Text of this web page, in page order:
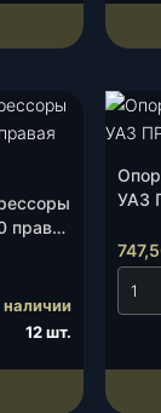
правая
наличии
12 шт.
УАЗ